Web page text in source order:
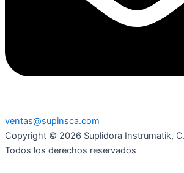
ventas@supinsca.com
Copyright © 2026 Suplidora Instrumatik,
Todos los derechos reservados